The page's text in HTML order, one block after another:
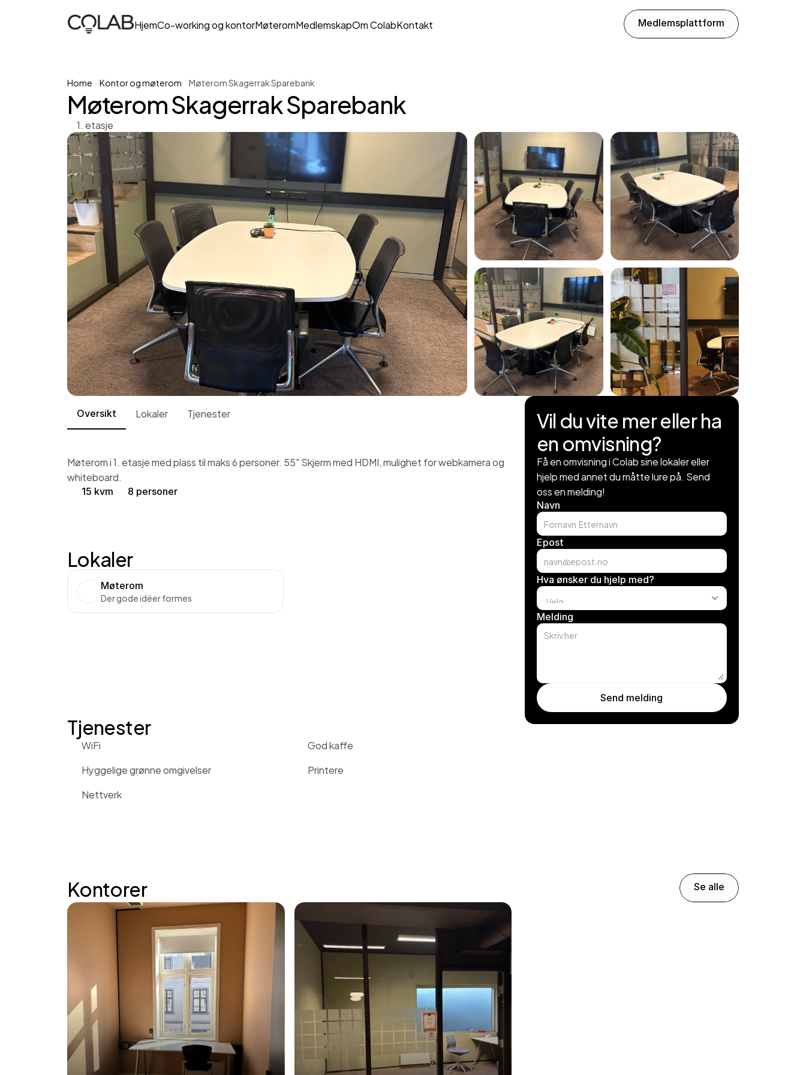
HjemCo-working og kontorMøteromMedlemskapOm ColabKontakt
Medlemsplattform
Home Kontor og møterom Møterom Skagerrak Sparebank
Møterom Skagerrak Sparebank
1. etasje
Oversikt Lokaler Tjenester
Møterom i 1. etasje med plass til maks 6 personer. 55" Skjerm med HDMI, mulighet for webkamera og
whiteboard.
15 kvm 8 personer
Lokaler
Møterom
Der gode idéer formes
Tjenester
WiFi
God kaffe
Hyggelige grønne omgivelser
Printere
Nettverk
Vil du vite mer eller ha
en omvisning?
Få en omvisning i Colab sine lokaler eller
hjelp med annet du måtte lure på. Send
oss en melding!
Navn
Epost
Hva ønsker du hjelp med?
Melding
Send melding
Send your message
Kontorer
Se alle
No other locations found — view all locations instead.